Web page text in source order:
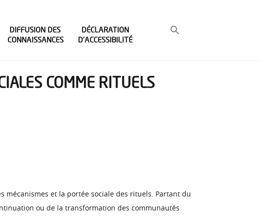
DIFFUSION DES
CONNAISSANCES
DÉCLARATION
D’ACCESSIBILITÉ
COMME RITUELS
et la portée sociale des rituels. Partant du
ou de la transformation des communautés